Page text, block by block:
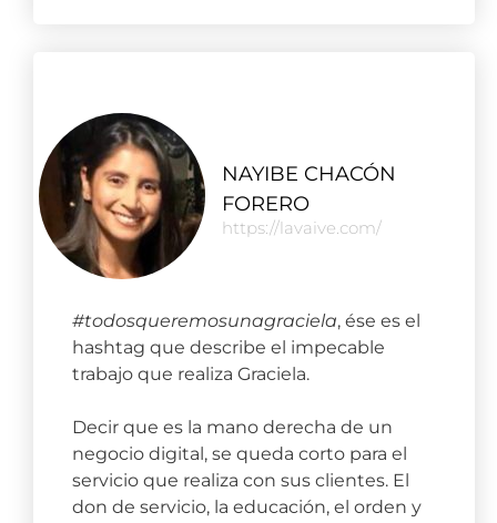
NAYIBE CHACÓN
FORERO
https://lavaive.com/
#todosqueremosunagraciela, ése es el
hashtag que describe el impecable
trabajo que realiza Graciela.
Decir que es la mano derecha de un
negocio digital, se queda corto para el
servicio que realiza con sus clientes. El
don de servicio, la educación, el orden y